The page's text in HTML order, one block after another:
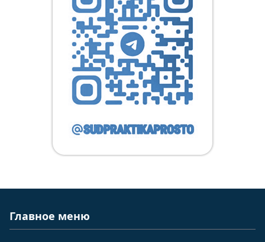
Главное меню